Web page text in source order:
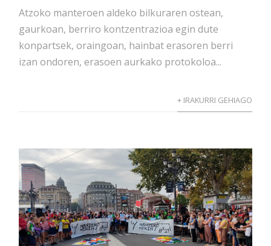
Atzoko manteroen aldeko bilkuraren ostean,
gaurkoan, berriro kontzentrazioa egin dute
konpartsek, oraingoan, hainbat erasoren berri
izan ondoren, erasoen aurkako protokoloa...
+ IRAKURRI GEHIAGO